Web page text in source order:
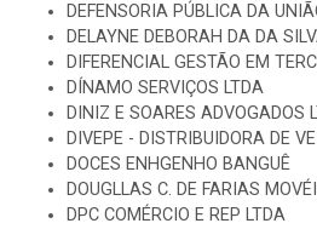
DEFENSORIA PÚBLICA DA
DELAYNE DEBORAH DA DA
DIFERENCIAL GESTÃO EM
DÍNAMO SERVIÇOS LTDA
DINIZ E SOARES ADVOGADOS
DIVEPE - DISTRIBUIDORA DE
DOCES ENHGENHO BANGUÊ
DOUGLLAS C. DE FARIAS
DPC COMÉRCIO E REP LTDA